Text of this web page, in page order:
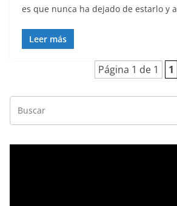
es que nunca ha dejado de estarlo y a
Leer más
Página 1 de 1 1